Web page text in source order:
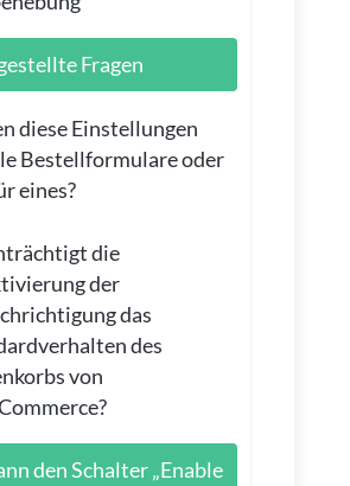
Fragen
diese Einstellungen
Bestellformulare oder
eines?
die
der
das
des
von
den Schalter „Enable